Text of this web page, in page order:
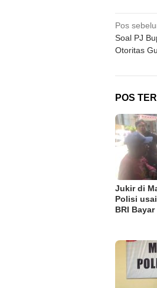
pos
Pos
Soal PJ
Otoritas
POS
Jukir di
Polisi
BRI Bayar